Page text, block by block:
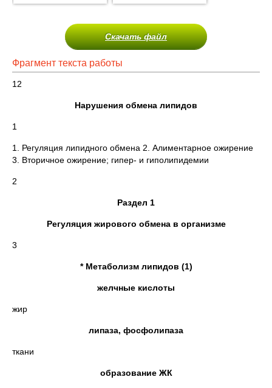
Скачать файл
Фрагмент текста работы
12
Нарушения обмена липидов
1
1. Регуляция липидного обмена 2. Алиментарное ожирение
3. Вторичное ожирение; гипер- и гиполипидемии
2
Раздел 1
Регуляция жирового обмена в организме
3
* Метаболизм липидов (1)
желчные кислоты
жир
липаза, фосфолипаза
ткани
образование ЖК